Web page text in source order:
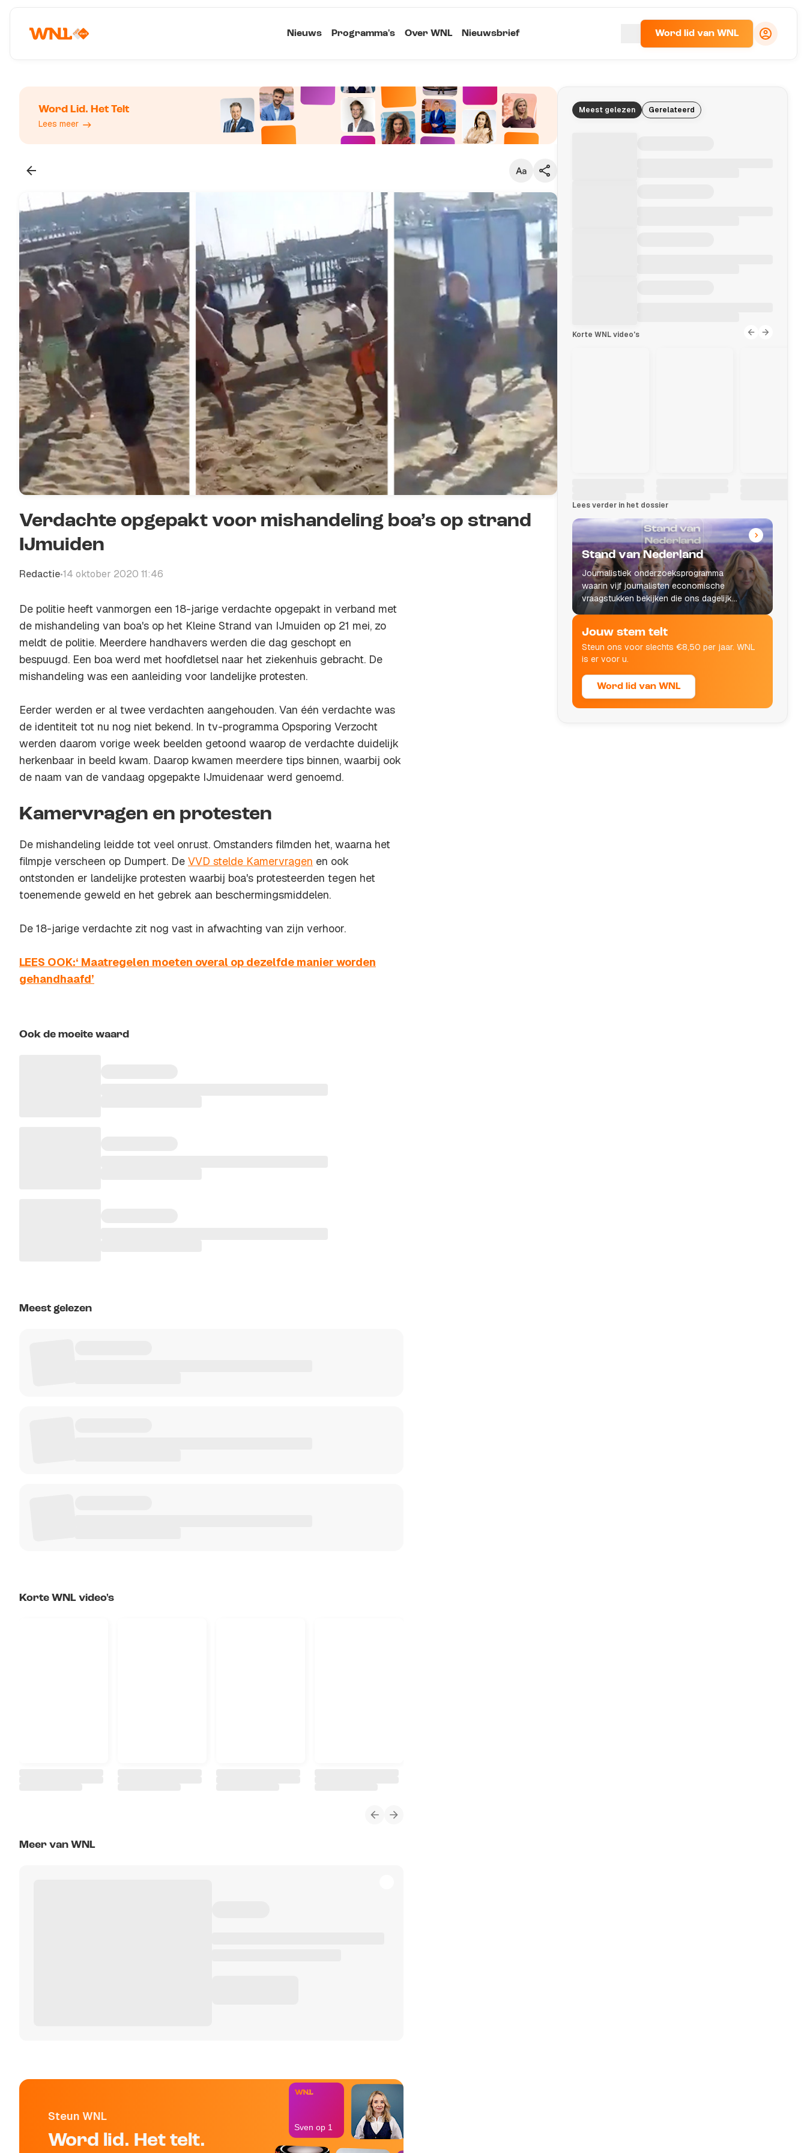
Nieuws Programma's Over WNL Nieuwsbrief Word lid van WNL
Word Lid. Het Telt
Lees meer
Verdachte opgepakt voor mishandeling boa’s op strand
IJmuiden
Redactie•14 oktober 2020 11:46
De politie heeft vanmorgen een 18-jarige verdachte opgepakt in verband met
de mishandeling van boa's op het Kleine Strand van IJmuiden op 21 mei, zo
meldt de politie. Meerdere handhavers werden die dag geschopt en
bespuugd. Een boa werd met hoofdletsel naar het ziekenhuis gebracht. De
mishandeling was een aanleiding voor landelijke protesten.
Eerder werden er al twee verdachten aangehouden. Van één verdachte was
de identiteit tot nu nog niet bekend. In tv-programma Opsporing Verzocht
werden daarom vorige week beelden getoond waarop de verdachte duidelijk
herkenbaar in beeld kwam. Daarop kwamen meerdere tips binnen, waarbij ook
de naam van de vandaag opgepakte IJmuidenaar werd genoemd.
Kamervragen en protesten
De mishandeling leidde tot veel onrust. Omstanders filmden het, waarna het
filmpje verscheen op Dumpert. De VVD stelde Kamervragen en ook
ontstonden er landelijke protesten waarbij boa's protesteerden tegen het
toenemende geweld en het gebrek aan beschermingsmiddelen.
De 18-jarige verdachte zit nog vast in afwachting van zijn verhoor.
LEES OOK:‘ Maatregelen moeten overal op dezelfde manier worden
gehandhaafd’
Ook de moeite waard
Meest gelezen
Korte WNL video's
Meer van WNL
Steun WNL
Word lid. Het telt.
Sven op 1
Meest gelezen Gerelateerd
Korte WNL video's
Lees verder in het dossier
Stand van Nederland
Journalistiek onderzoeksprogramma
waarin vijf journalisten economische
vraagstukken bekijken die ons dagelijks
leven raken.
Jouw stem telt
Steun ons voor slechts €8,50 per jaar. WNL
is er voor u.
Word lid van WNL